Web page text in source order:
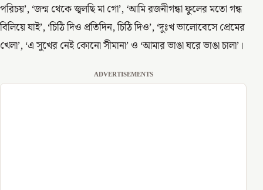
পরিচয়’, ‘জন্ম থেকে জ্বলছি মা গো’, ‘আমি রজনীগন্ধা ফুলের মতো গন্ধ
বিলিয়ে যাই’, ‘চিঠি দিও প্রতিদিন, চিঠি দিও’, ‘দুঃখ ভালোবেসে প্রেমের
খেলা’, ‘এ সুখের নেই কোনো সীমানা’ ও ‘আমার ভাঙা ঘরে ভাঙা চালা’।
ADVERTISEMENTS